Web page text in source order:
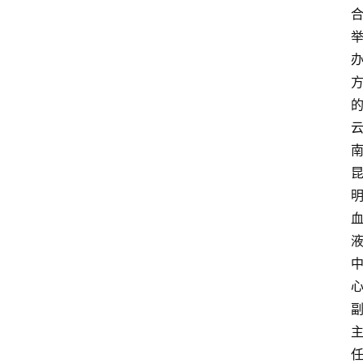
合
举
办
方
的
云
南
昆
明
血
液
中
心
副
主
任